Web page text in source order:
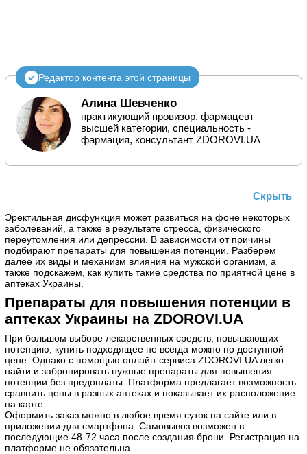
Редактор контента этой страницы
Алина Шевченко
практикующий провизор, фармацевт
высшей категории, специальность -
фармация, консультант ZDOROVI.UA
Эректильная дисфункция может развиться на фоне некоторых
заболеваний, а также в результате стресса, физического
переутомления или депрессии. В зависимости от причины
подбирают препараты для повышения потенции. Разберем
далее их виды и механизм влияния на мужской организм, а
также подскажем, как купить такие средства по приятной цене в
аптеках Украины.
Препараты для повышения потенции в
аптеках Украины на ZDOROVI.UA
При большом выборе лекарственных средств, повышающих
потенцию, купить подходящее не всегда можно по доступной
цене. Однако с помощью онлайн-сервиса ZDOROVI.UA легко
найти и забронировать нужные препараты для повышения
потенции без предоплаты. Платформа предлагает возможность
сравнить цены в разных аптеках и показывает их расположение
на карте.
Оформить заказ можно в любое время суток на сайте или в
приложении для смартфона. Самовывоз возможен в
последующие 48-72 часа после создания брони. Регистрация на
платформе не обязательна.
Скрыть